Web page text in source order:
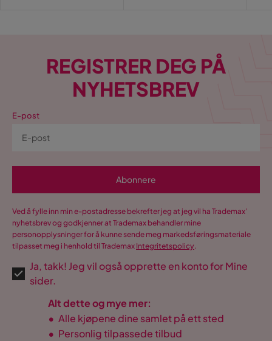
REGISTRER DEG PÅ
NYHETSBREV
E-post
Abonnere
Ved å fylle inn min e-postadresse bekrefter jeg at jeg vil ha Trademax’
nyhetsbrev og godkjenner at Trademax behandler mine
personopplysninger for å kunne sende meg markedsføringsmateriale
tilpasset meg i henhold til Trademax Integritetspolicy.
Ja, takk! Jeg vil også opprette en konto for Mine
sider.
Alt dette og mye mer:
• Alle kjøpene dine samlet på ett sted
• Personlig tilpassede tilbud